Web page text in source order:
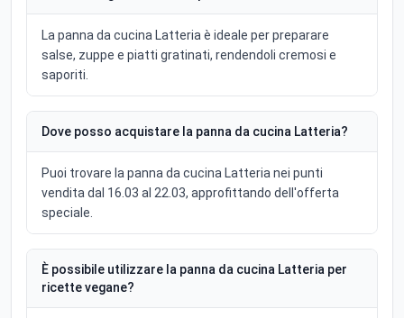
La panna da cucina Latteria è ideale per preparare
salse, zuppe e piatti gratinati, rendendoli cremosi e
saporiti.
Dove posso acquistare la panna da cucina Latteria?
Puoi trovare la panna da cucina Latteria nei punti
vendita dal 16.03 al 22.03, approfittando dell'offerta
speciale.
È possibile utilizzare la panna da cucina Latteria per
ricette vegane?